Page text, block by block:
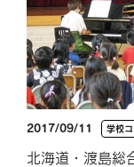
2017/09/11 学校
北海道・渡島総